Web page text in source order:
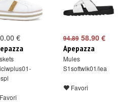
€
Favori
94.8958.90 €
Apepazza
Mules
S1softwlk01/lea
Favori